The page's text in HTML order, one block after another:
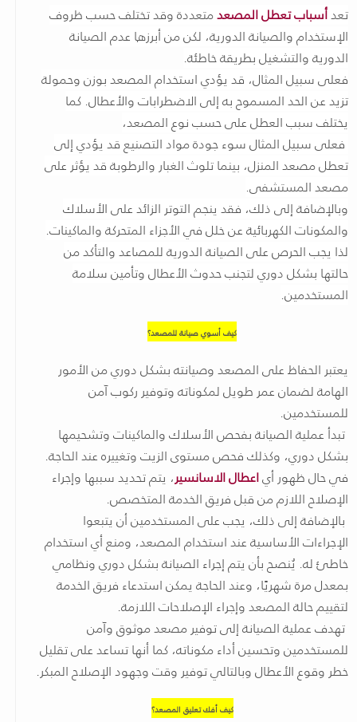
تعدأسباب تعطل المصعدمتعددة وقد تختلف حسب ظروف
الإستخدام والصيانة الدورية، لكن من أبرزها عدم الصيانة
الدورية والتشغيل بطريقة خاطئة.
فعلى سبيل المثال، قد يؤدي استخدام المصعد بوزن وحمولة
تزيد عن الحد المسموح به إلى الاضطرابات والأعطال. كما
يختلف سبب العطل على حسب نوع المصعد،
فعلى سبيل المثال سوء جودة مواد التصنيع قد يؤدي إلى
تعطل مصعد المنزل، بينما تلوث الغبار والرطوبة قد يؤثر على
مصعد المستشفى.
وبالإضافة إلى ذلك، فقد ينجم التوتر الزائد على الأسلاك
والمكونات الكهربائية عن خلل في الأجزاء المتحركة والماكينات.
لذا يجب الحرص على الصيانة الدورية للمصاعد والتأكد من
حالتها بشكل دوري لتجنب حدوث الأعطال وتأمين سلامة
المستخدمين.
كيف أسوي صيانة للمصعد؟
يعتبر الحفاظ على المصعد وصيانته بشكل دوري من الأمور
الهامة لضمان عمر طويل لمكوناته وتوفير ركوب آمن
للمستخدمين.
تبدأ عملية الصيانة بفحص الأسلاك والماكينات وتشحيمها
بشكل دوري، وكذلك فحص مستوى الزيت وتغييره عند الحاجة.
في حال ظهور أياعطال الاسانسير، يتم تحديد سببها وإجراء
الإصلاح اللازم من قبل فريق الخدمة المتخصص.
بالإضافة إلى ذلك، يجب على المستخدمين أن يتبعوا
الإجراءات الأساسية عند استخدام المصعد، ومنع أي استخدام
خاطئ له. يُنصح بأن يتم إجراء الصيانة بشكل دوري ونظامي
بمعدل مرة شهريًا، وعند الحاجة يمكن استدعاء فريق الخدمة
لتقييم حالة المصعد وإجراء الإصلاحات اللازمة.
تهدف عملية الصيانة إلى توفير مصعد موثوق وآمن
للمستخدمين وتحسين أداء مكوناته، كما أنها تساعد على تقليل
خطر وقوع الأعطال وبالتالي توفير وقت وجهود الإصلاح المبكر.
كيف أفك تعليق المصعد؟